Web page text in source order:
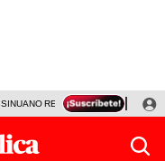
SINUANO RESULTADOS HOY